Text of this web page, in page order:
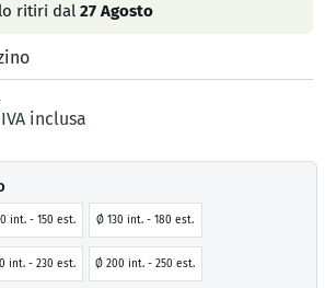
ritiri dal27 Agosto
IVA inclusa
int. - 150 est. Ø 130 int. - 180 est.
int. - 230 est. Ø 200 int. - 250 est.